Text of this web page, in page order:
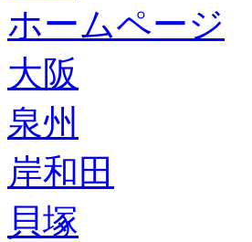
ホームページ
大阪
泉州
岸和田
貝塚